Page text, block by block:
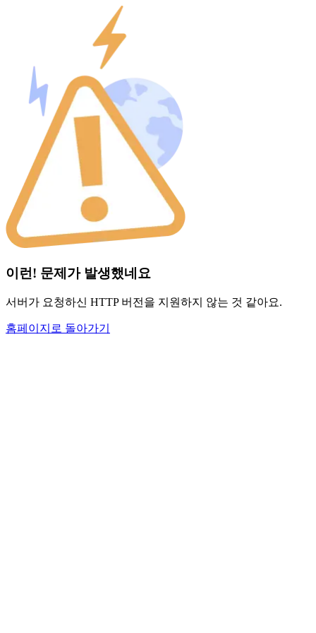
이런! 문제가 발생했네요
서버가 요청하신 HTTP 버전을 지원하지 않는 것 같아요.
홈페이지로 돌아가기